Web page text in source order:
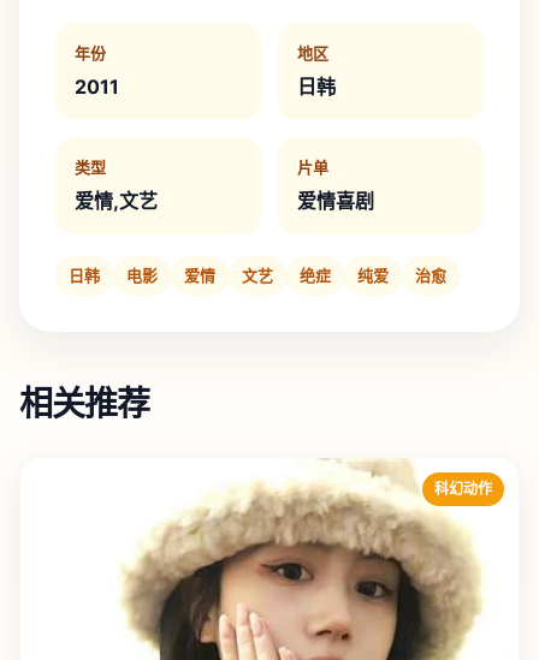
年份
2011
地区
日韩
类型
爱情,文艺
片单
爱情喜剧
日韩 电影 爱情 文艺 绝症 纯爱 治愈
相关推荐
科幻动作